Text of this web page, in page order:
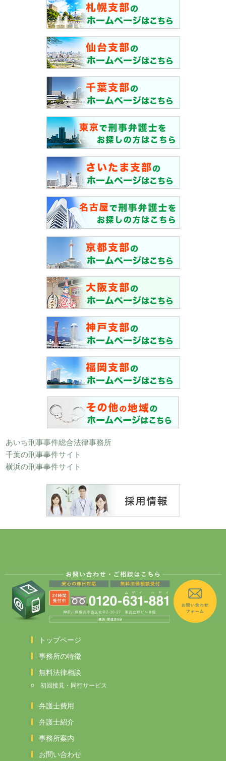
あいち刑事事件総合法律事務所
千葉の刑事事件サイト
横浜の刑事事件サイト
トップページ
事務所の特徴
無料法律相談
初回接見・同行サービス
弁護士費用
弁護士紹介
事務所案内
お問い合わせ